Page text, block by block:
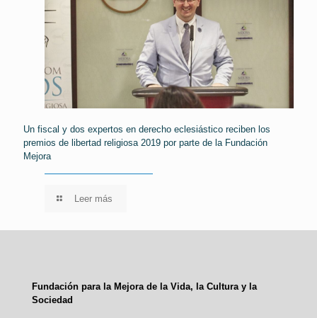
Un fiscal y dos expertos en derecho eclesiástico reciben los
premios de libertad religiosa 2019 por parte de la Fundación
Mejora
Leer más
Fundación para la Mejora de la Vida, la Cultura y la
Sociedad